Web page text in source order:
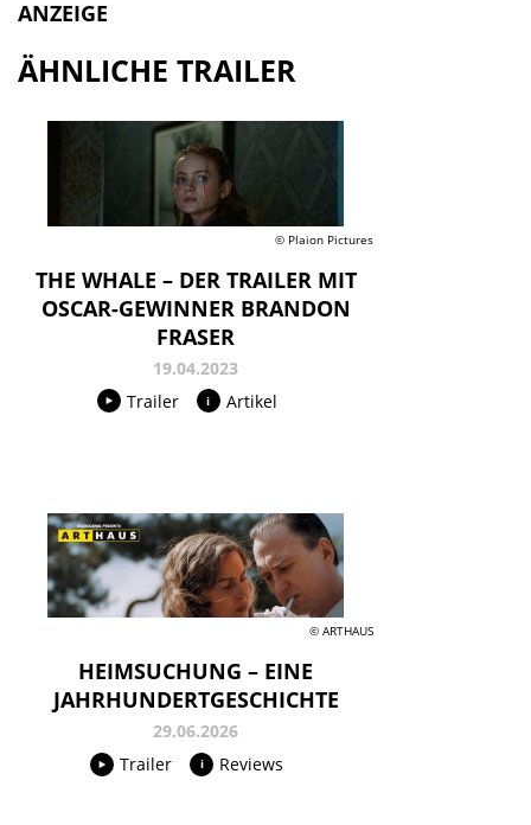
ANZEIGE
ÄHNLICHE TRAILER
© Plaion Pictures
THE WHALE – DER TRAILER MIT
OSCAR-GEWINNER BRANDON
FRASER
19.04.2023
Trailer
Artikel
© ARTHAUS
HEIMSUCHUNG – EINE
JAHRHUNDERTGESCHICHTE
29.06.2026
Trailer
Reviews